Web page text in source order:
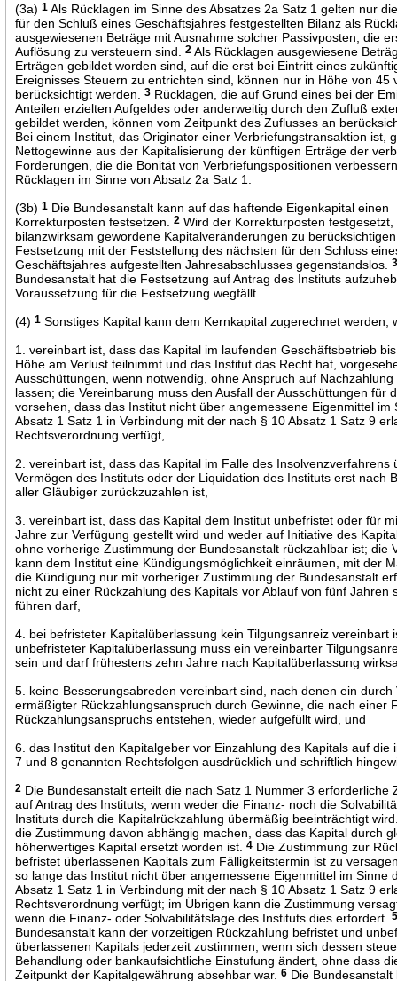
(3a)1 Als Rücklagen im Sinne des Absatzes 2a Satz 1 gelten nur
für den Schluß eines Geschäftsjahres festgestellten Bilanz als
ausgewiesenen Beträge mit Ausnahme solcher Passivposten, die
Auflösung zu versteuern sind.2 Als Rücklagen ausgewiesene
Erträgen gebildet worden sind, auf die erst bei Eintritt eines
Ereignisses Steuern zu entrichten sind, können nur in Höhe von 45
berücksichtigt werden.3 Rücklagen, die auf Grund eines bei der
Anteilen erzielten Aufgeldes oder anderweitig durch den Zufluß
gebildet werden, können vom Zeitpunkt des Zuflusses an
Bei einem Institut, das Originator einer Verbriefungstransaktion ist,
Nettogewinne aus der Kapitalisierung der künftigen Erträge der
Forderungen, die die Bonität von Verbriefungspositionen
Rücklagen im Sinne von Absatz 2a Satz 1.
(3b)1 Die Bundesanstalt kann auf das haftende Eigenkapital einen
Korrekturposten festsetzen.2 Wird der Korrekturposten
bilanzwirksam gewordene Kapitalveränderungen zu
Festsetzung mit der Feststellung des nächsten für den Schluss
Geschäftsjahres aufgestellten Jahresabschlusses gegenstandslos.
Bundesanstalt hat die Festsetzung auf Antrag des Instituts
Voraussetzung für die Festsetzung wegfällt.
(4)1 Sonstiges Kapital kann dem Kernkapital zugerechnet werden,
1. vereinbart ist, dass das Kapital im laufenden Geschäftsbetrieb
Höhe am Verlust teilnimmt und das Institut das Recht hat,
Ausschüttungen, wenn notwendig, ohne Anspruch auf
lassen; die Vereinbarung muss den Ausfall der Ausschüttungen für
vorsehen, dass das Institut nicht über angemessene Eigenmittel im
Absatz 1 Satz 1 in Verbindung mit der nach § 10 Absatz 1 Satz 9
Rechtsverordnung verfügt,
2. vereinbart ist, dass das Kapital im Falle des Insolvenzverfahrens
Vermögen des Instituts oder der Liquidation des Instituts erst nach
aller Gläubiger zurückzuzahlen ist,
3. vereinbart ist, dass das Kapital dem Institut unbefristet oder für
Jahre zur Verfügung gestellt wird und weder auf Initiative des
ohne vorherige Zustimmung der Bundesanstalt rückzahlbar ist; die
kann dem Institut eine Kündigungsmöglichkeit einräumen, mit der
die Kündigung nur mit vorheriger Zustimmung der Bundesanstalt
nicht zu einer Rückzahlung des Kapitals vor Ablauf von fünf Jahren
führen darf,
4. bei befristeter Kapitalüberlassung kein Tilgungsanreiz vereinbart
unbefristeter Kapitalüberlassung muss ein vereinbarter
sein und darf frühestens zehn Jahre nach Kapitalüberlassung
5. keine Besserungsabreden vereinbart sind, nach denen ein durch
ermäßigter Rückzahlungsanspruch durch Gewinne, die nach einer
Rückzahlungsanspruchs entstehen, wieder aufgefüllt wird, und
6. das Institut den Kapitalgeber vor Einzahlung des Kapitals auf die
7 und 8 genannten Rechtsfolgen ausdrücklich und schriftlich
2 Die Bundesanstalt erteilt die nach Satz 1 Nummer 3 erforderliche
auf Antrag des Instituts, wenn weder die Finanz- noch die
Instituts durch die Kapitalrückzahlung übermäßig beeinträchtigt
die Zustimmung davon abhängig machen, dass das Kapital durch
höherwertiges Kapital ersetzt worden ist.4 Die Zustimmung zur
befristet überlassenen Kapitals zum Fälligkeitstermin ist zu
so lange das Institut nicht über angemessene Eigenmittel im Sinne
Absatz 1 Satz 1 in Verbindung mit der nach § 10 Absatz 1 Satz 9
Rechtsverordnung verfügt; im Übrigen kann die Zustimmung
wenn die Finanz- oder Solvabilitätslage des Instituts dies erfordert.
Bundesanstalt kann der vorzeitigen Rückzahlung befristet und
überlassenen Kapitals jederzeit zustimmen, wenn sich dessen
Behandlung oder bankaufsichtliche Einstufung ändert, ohne dass
Zeitpunkt der Kapitalgewährung absehbar war.6 Die Bundesanstalt